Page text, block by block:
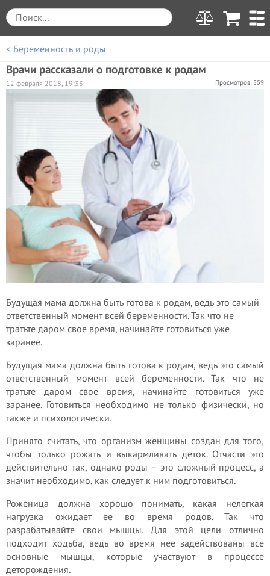
< Беременность и роды
Врачи рассказали о подготовке к родам
Просмотров: 559
12 февраля 2018, 19:33
Будущая мама должна быть готова к родам, ведь это самый
ответственный момент всей беременности. Так что не
тратьте даром свое время, начинайте готовиться уже
заранее.
Будущая мама должна быть готова к родам, ведь это самый
ответственный момент всей беременности. Так что не
тратьте даром свое время, начинайте готовиться уже
заранее. Готовиться необходимо не только физически, но
также и психологически.
Принято считать, что организм женщины создан для того,
чтобы только рожать и выкармливать деток. Отчасти это
действительно так, однако роды – это сложный процесс, а
значит необходимо, как следует к ним подготовиться.
Роженица должна хорошо понимать, какая нелегкая
нагрузка ожидает ее во время родов. Так что
разрабатывайте свои мышцы. Для этой цели отлично
подходит ходьба, ведь во время нее задействованы все
основные мышцы, которые участвуют в процессе
деторождения.